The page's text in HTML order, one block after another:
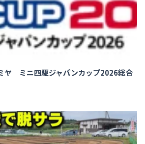
ヤ ミニ四駆ジャパンカップ2026総合